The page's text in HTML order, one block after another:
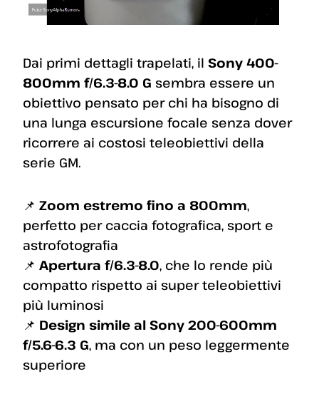
Dai primi dettagli trapelati, il Sony 400-
800mm f/6.3-8.0 G sembra essere un
obiettivo pensato per chi ha bisogno di
una lunga escursione focale senza dover
ricorrere ai costosi teleobiettivi della
serie GM.
📌 Zoom estremo fino a 800mm,
perfetto per caccia fotografica, sport e
astrofotografia
📌 Apertura f/6.3-8.0, che lo rende più
compatto rispetto ai super teleobiettivi
più luminosi
📌 Design simile al Sony 200-600mm
f/5.6-6.3 G, ma con un peso leggermente
superiore